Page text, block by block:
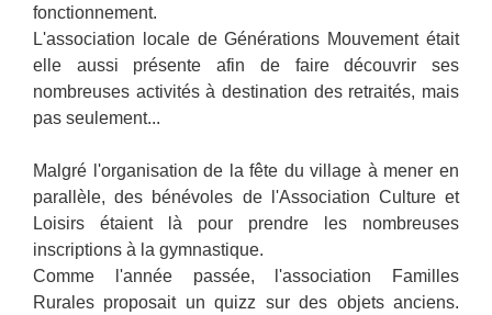
fonctionnement.
L'association locale de Générations Mouvement était
elle aussi présente afin de faire découvrir ses
nombreuses activités à destination des retraités, mais
pas seulement...
Malgré l'organisation de la fête du village à mener en
parallèle, des bénévoles de l'Association Culture et
Loisirs étaient là pour prendre les nombreuses
inscriptions à la gymnastique.
Comme l'année passée, l'association Familles
Rurales proposait un quizz sur des objets anciens.